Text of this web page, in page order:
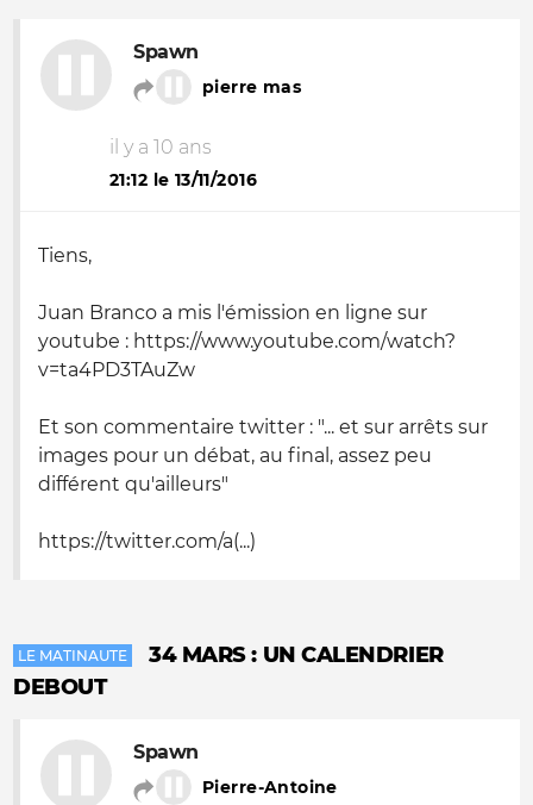
Spawn
pierre mas
il y a 10 ans
21:12 le 13/11/2016
Tiens,
Juan Branco a mis l'émission en ligne sur
youtube : https://www.youtube.com/watch?
v=ta4PD3TAuZw
Et son commentaire twitter : "... et sur arrêts sur
images pour un débat, au final, assez peu
différent qu'ailleurs"
https://twitter.com/a(...)
LE MATINAUTE
34 MARS : UN CALENDRIER
DEBOUT
Spawn
Pierre-Antoine